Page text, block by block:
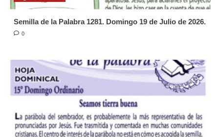
Semilla de la Palabra 1281. Domingo 19 de Julio de 2026.
0